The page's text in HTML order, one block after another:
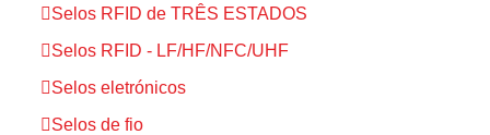
Selos RFID de TRÊS ESTADOS
Selos RFID - LF/HF/NFC/UHF
Selos eletrónicos
Selos de fio